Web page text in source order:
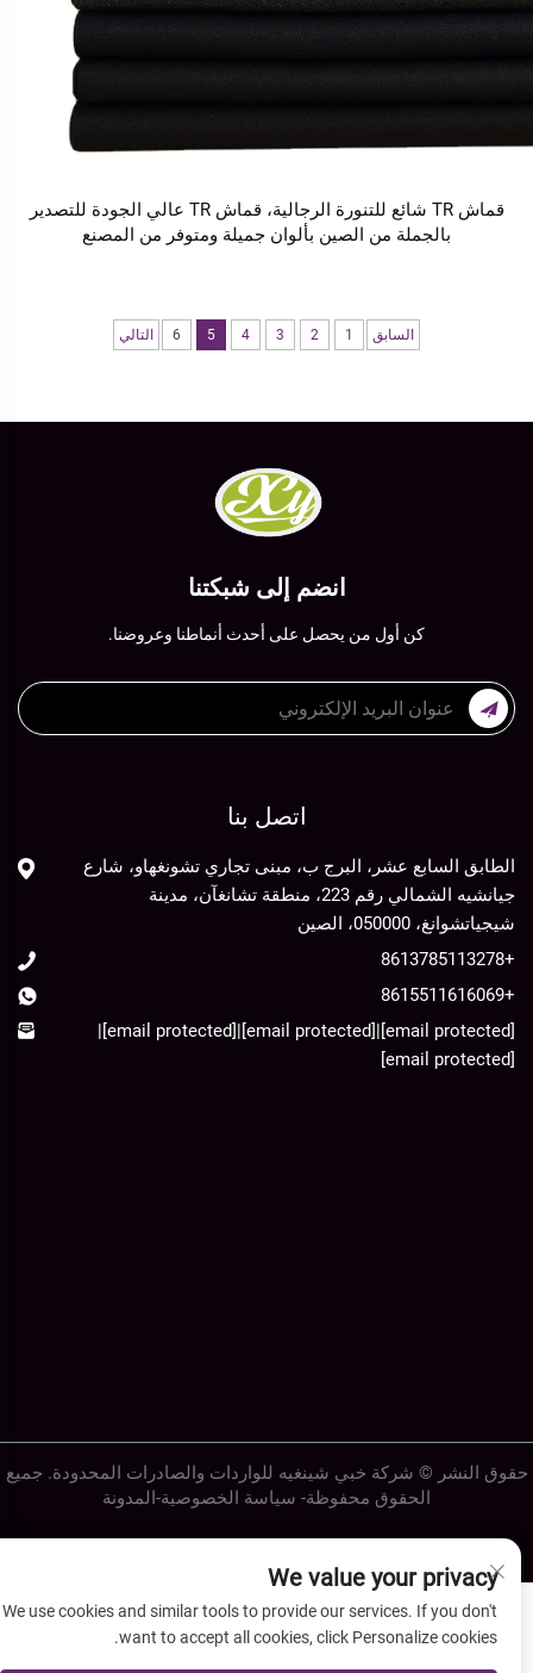
قماش TR شائع للتنورة الرجالية، قماش TR عالي الجودة للتصدير
بالجملة من الصين بألوان جميلة ومتوفر من المصنع
السابق التالي
انضم إلى شبكتنا
كن أول من يحصل على أحدث أنماطنا وعروضنا.
اتصل بنا
الطابق السابع عشر، البرج ب، مبنى تجاري تشونغهاو، شارع
جيانشيه الشمالي رقم 223، منطقة تشانغآن، مدينة
شيجياتشوانغ، 050000، الصين
|
[email protected]
|
[email protected]
|
النشر © شركة خبي شينغيه للواردات والصادرات المحدودة. جميع
الحقوق محفوظة-سياسة الخصوصية-المدونة
We value your privacy
We use cookies and similar tools to provide our services. If you don't
want to accept all cookies, click Personalize cookies.